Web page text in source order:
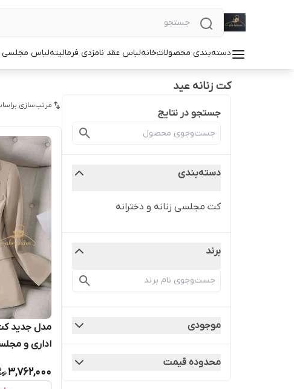
دسته‌بندی محصولاتخانهلباس عقد نامزدی فرمالیتهلباس مجلسی
کت زنانه عید
جستجو در نتایج
دسته‌بندی
کت مجلسی زنانه و دخترانه
برند
موجودی
محدوده قیمت
مرتب‌سازی
مدل جدید کت
اداری و مجلسی
3,762,000